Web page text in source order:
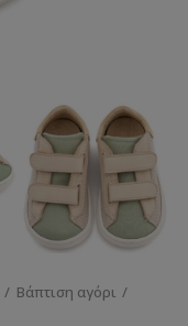
Βάπτιση αγόρι